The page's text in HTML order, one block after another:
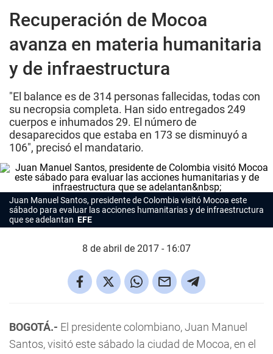
Recuperación de Mocoa
avanza en materia humanitaria
y de infraestructura
"El balance es de 314 personas fallecidas, todas con
su necropsia completa. Han sido entregados 249
cuerpos e inhumados 29. El número de
desaparecidos que estaba en 173 se disminuyó a
106", precisó el mandatario.
Juan Manuel Santos, presidente de Colombia visitó Mocoa este
sábado para evaluar las acciones humanitarias y de infraestructura
que se adelantan EFE
8 de abril de 2017 - 16:07
BOGOTÁ.- El presidente colombiano, Juan Manuel
Santos, visitó este sábado la ciudad de Mocoa, en el